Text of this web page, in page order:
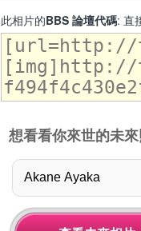
此相片的BBS 論壇代碼: 直
想看看你來世的未